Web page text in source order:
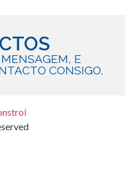
E
CONSIGO.